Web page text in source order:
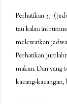
Perhatikan 3J
tau kalau ini
melewatkan
Perhatikan
makan. Dan yang
kacang-